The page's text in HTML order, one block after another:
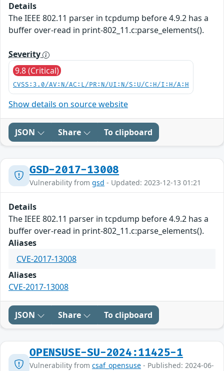
Details
The IEEE 802.11 parser in tcpdump before 4.9.2 has a
buffer over-read in print-802_11.c:parse_elements().
Severity
9.8 (Critical)
CVSS:3.0/AV:N/AC:L/PR:N/UI:N/S:U/C:H/I:H/A:H
Show details on source website
JSON Share To clipboard
GSD-2017-13008
Vulnerability from gsd - Updated: 2023-12-13 01:21
Details
The IEEE 802.11 parser in tcpdump before 4.9.2 has a
buffer over-read in print-802_11.c:parse_elements().
Aliases
CVE-2017-13008
Aliases
CVE-2017-13008
JSON Share To clipboard
OPENSUSE-SU-2024:11425-1
Vulnerability from csaf_opensuse - Published: 2024-06-